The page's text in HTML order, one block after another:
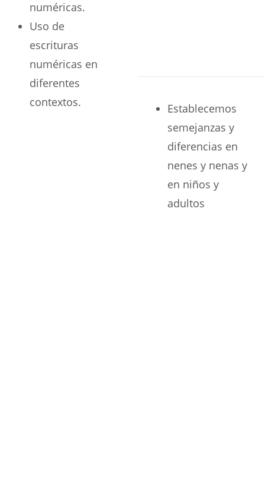
numéricas.
Uso de
escrituras
numéricas en
diferentes
contextos.
Establecemos
semejanzas y
diferencias en
nenes y nenas y
en niños y
adultos